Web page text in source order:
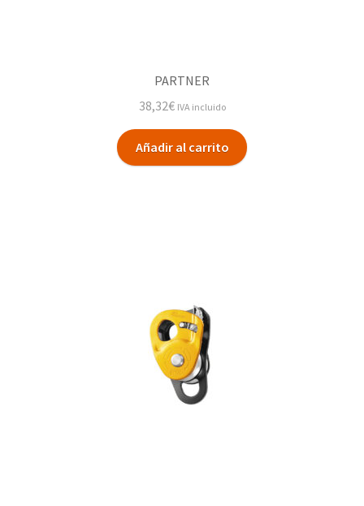
PARTNER
38,32€ IVA incluido
Añadir al carrito